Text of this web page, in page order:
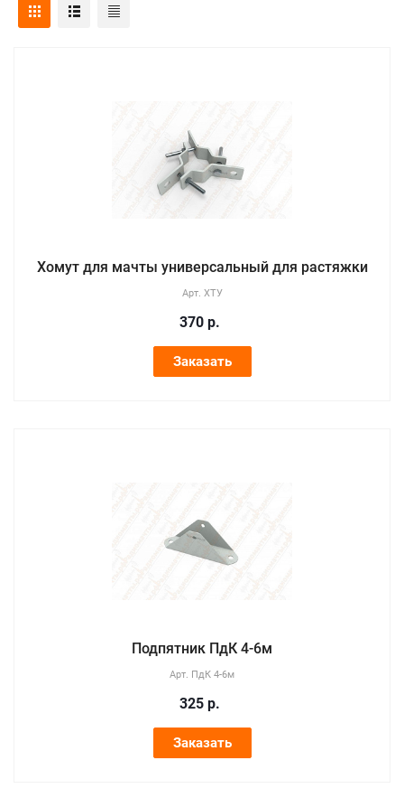
Хомут для мачты универсальный для растяжки
Арт. ХТУ
370 р.
Заказать
Подпятник ПдК 4-6м
Арт. ПдК 4-6м
325 р.
Заказать